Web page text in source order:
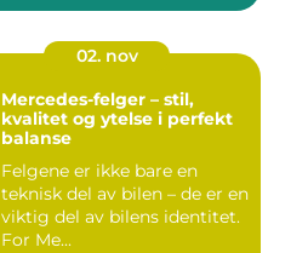
02. nov
Mercedes-felger – stil,
kvalitet og ytelse i perfekt
balanse
Felgene er ikke bare en
teknisk del av bilen – de er en
viktig del av bilens identitet.
For Me...